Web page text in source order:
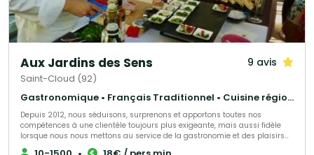
Aux Jardins des Sens 9 avis
Saint-Cloud (92)
Gastronomique • Français Traditionnel • Cuisine régionale
Depuis 2012, nous séduisons, surprenons et apportons toutes nos
compétences à une clientèle toujours plus exigeante, mais aussi fidèle
lorsque nous nous mettons au service de la gastronomie et des plaisirs
gourmands. L’art de bien vous servir réside dans la recherche